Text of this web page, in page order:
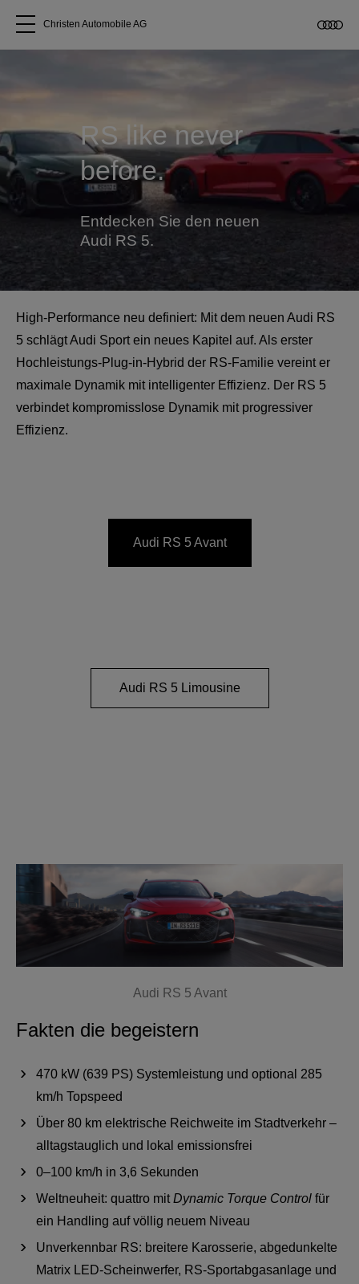
Audi kaufen
Service & Reparatur
Audi Original Zubehör
Geschäftskunden
Christen Automobile AG
RS like never
before.
Entdecken Sie den neuen
Audi RS 5.
High‑Performance neu definiert: Mit dem neuen Audi RS
5 schlägt Audi Sport ein neues Kapitel auf. Als erster
Hochleistungs-Plug-in-Hybrid der RS-Familie vereint er
maximale Dynamik mit intelligenter Effizienz. Der RS 5
verbindet kompromisslose Dynamik mit progressiver
Effizienz.
Audi RS 5 Avant
Audi RS 5 Limousine
Audi RS 5 Avant
Fakten die begeistern
470 kW (639 PS) Systemleistung und optional 285
km/h Topspeed
Über 80 km elektrische Reichweite im Stadtverkehr –
alltagstauglich und lokal emissionsfrei
0–100 km/h in 3,6 Sekunden
Weltneuheit: quattro mitDynamic Torque Control für
ein Handling auf völlig neuem Niveau
Unverkennbar RS: breitere Karosserie, abgedunkelte
Matrix LED‑Scheinwerfer, RS‑Sportabgasanlage und